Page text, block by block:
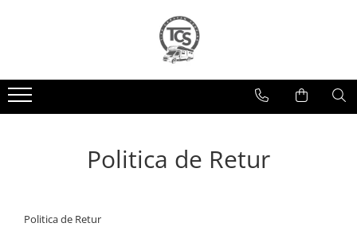
Antene Satelit, TV & Multimedia
Antene Satelit
Televizoare
Accesorii Exterior
Mover
Panouri Fotovoltaice
Regulatoare
Baterii/AcumulatoriPolitica de Retur
Politica de Retur